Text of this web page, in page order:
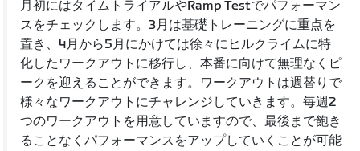
月初にはタイムトライアルやRamp Testでパフォーマン
スをチェックします。3月は基礎トレーニングに重点を
置き、4月から5月にかけては徐々にヒルクライムに特
化したワークアウトに移行し、本番に向けて無理なくピ
ークを迎えることができます。ワークアウトは週替りで
様々なワークアウトにチャレンジしていきます。毎週2
つのワークアウトを用意していますので、最後まで飽き
ることなくパフォーマンスをアップしていくことが可能